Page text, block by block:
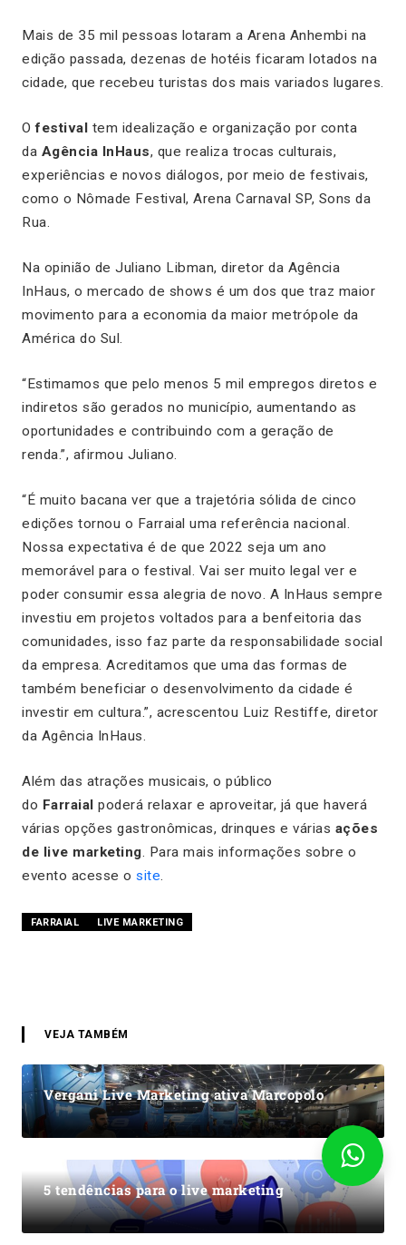
Mais de 35 mil pessoas lotaram a Arena Anhembi na
edição passada, dezenas de hotéis ficaram lotados na
cidade, que recebeu turistas dos mais variados lugares.
Ofestival tem idealização e organização por conta
da Agência InHaus, que realiza trocas culturais,
experiências e novos diálogos, por meio de festivais,
como o Nômade Festival, Arena Carnaval SP, Sons da
Rua.
Na opinião de Juliano Libman, diretor da Agência
InHaus, o mercado de shows é um dos que traz maior
movimento para a economia da maior metrópole da
América do Sul.
“Estimamos que pelo menos 5 mil empregos diretos e
indiretos são gerados no município, aumentando as
oportunidades e contribuindo com a geração de
renda.”, afirmou Juliano.
“É muito bacana ver que a trajetória sólida de cinco
edições tornou o Farraial uma referência nacional.
Nossa expectativa é de que 2022 seja um ano
memorável para o festival. Vai ser muito legal ver e
poder consumir essa alegria de novo. A InHaus sempre
investiu em projetos voltados para a benfeitoria das
comunidades, isso faz parte da responsabilidade social
da empresa. Acreditamos que uma das formas de
também beneficiar o desenvolvimento da cidade é
investir em cultura.”, acrescentou Luiz Restiffe, diretor
da Agência InHaus.
Além das atrações musicais, o público
do Farraial poderá relaxar e aproveitar, já que haverá
várias opções gastronômicas, drinques e várias ações
de live marketing. Para mais informações sobre o
evento acesse o site.
FARRAIAL LIVE MARKETING
VEJA TAMBÉM
Vergani Live Marketing ativa Marcopolo
5 tendências para o live marketing